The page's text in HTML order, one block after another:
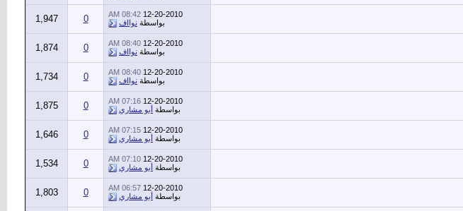
12-20-2010
08:42 AM
بواسطة نوااف 0
1,947
12-20-2010
08:40 AM
بواسطة نوااف 0
1,874
12-20-2010
08:40 AM
بواسطة نوااف 0
1,734
12-20-2010
07:16 AM
بواسطة أبو مشاري 0
1,875
12-20-2010
07:15 AM
بواسطة أبو مشاري 0
1,646
12-20-2010
07:10 AM
بواسطة أبو مشاري 0
1,534
12-20-2010
06:57 AM
بواسطة أبو مشاري 0
1,803